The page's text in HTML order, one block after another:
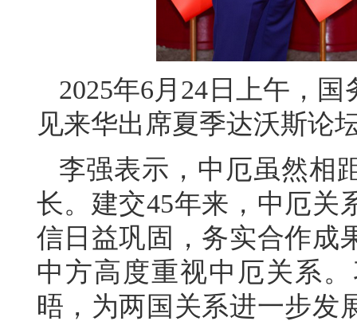
2025年6月24日上午，
见来华出席夏季达沃斯论
李强表示，中厄虽然相
长。建交45年来，中厄关
信日益巩固，务实合作成
中方高度重视中厄关系
晤，为两国关系进一步发